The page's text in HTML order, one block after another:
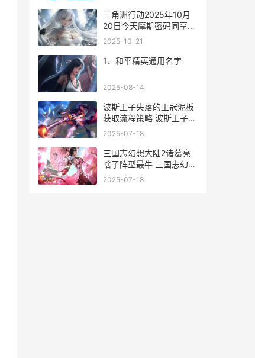
以参考后自行撰写。
三角洲行动2025年10月
20日今天摩斯密码同享
三角洲行动2025礼包码
2025-10-21
1、和平精英通用名字
2025-08-14
波斯王子失落的王冠泥板
获取流程策略 波斯王子失
落的王冠匠师解谜
2025-07-18
三国志幻想大陆2诸葛亮
啥子阵型最牛 三国志幻想
大陆破解版
2025-07-18